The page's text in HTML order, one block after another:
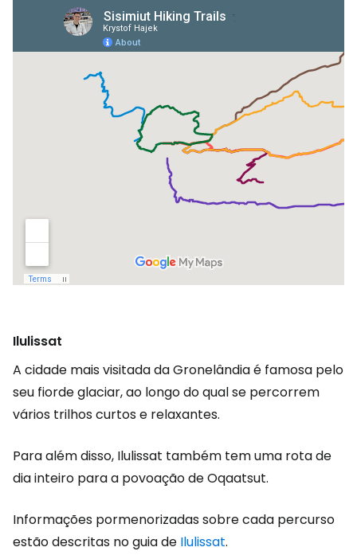
Ilulissat
A cidade mais visitada da Gronelândia é famosa pelo
seu fiorde glaciar, ao longo do qual se percorrem
vários trilhos curtos e relaxantes.
Para além disso, Ilulissat também tem uma rota de
dia inteiro para a povoação de Oqaatsut.
Informações pormenorizadas sobre cada percurso
estão descritas no guia de Ilulissat.